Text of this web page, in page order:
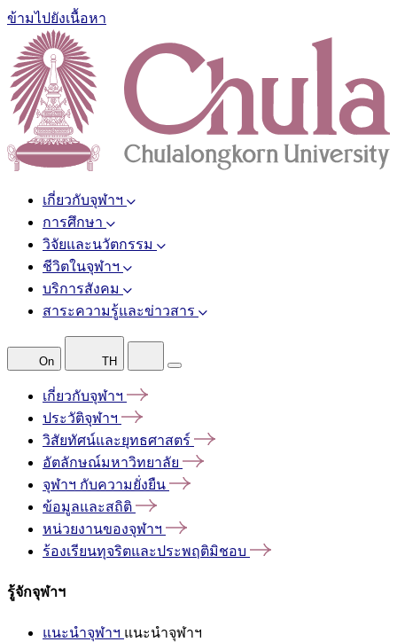
ข้ามไปยังเนื้อหา
เกี่ยวกับจุฬาฯ
การศึกษา
วิจัยและนวัตกรรม
ชีวิตในจุฬาฯ
บริการสังคม
สาระความรู้และข่าวสาร
On TH
เกี่ยวกับจุฬาฯ
ประวัติจุฬาฯ
วิสัยทัศน์และยุทธศาสตร์
อัตลักษณ์มหาวิทยาลัย
จุฬาฯ กับความยั่งยืน
ข้อมูลและสถิติ
หน่วยงานของจุฬาฯ
ร้องเรียนทุจริตและประพฤติมิชอบ
รู้จักจุฬาฯ
แนะนำจุฬาฯ แนะนำจุฬาฯ